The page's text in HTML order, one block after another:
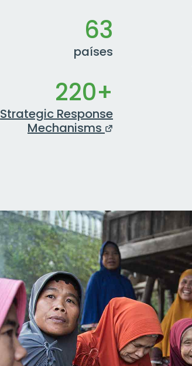
63
países
220+
Strategic Response
Mechanisms